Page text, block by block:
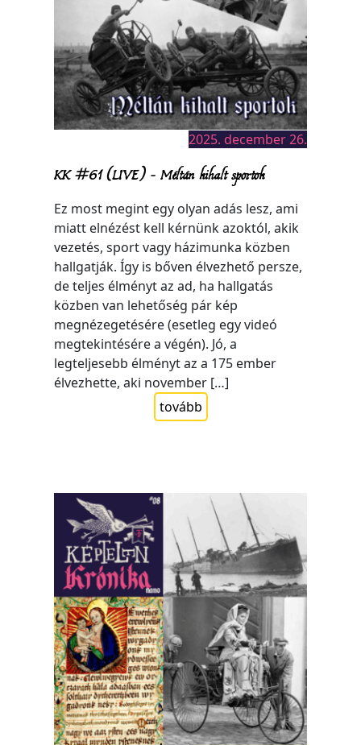
2025. december 26.
KK #61 (LIVE) – Méltán kihalt sportok
Ez most megint egy olyan adás lesz, ami
miatt elnézést kell kérnünk azoktól, akik
vezetés, sport vagy házimunka közben
hallgatják. Így is bőven élvezhető persze,
de teljes élményt az ad, ha hallgatás
közben van lehetőség pár kép
megnézegetésére (esetleg egy videó
megtekintésére a végén). Jó, a
legteljesebb élményt az a 175 ember
élvezhette, aki november […]
tovább